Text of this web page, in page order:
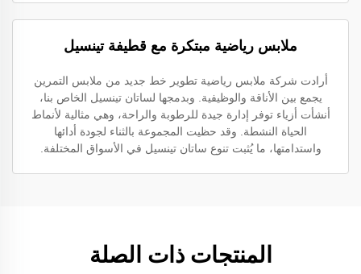
ملابس رياضية مبتكرة مع قطيفة تينسيل
أرادت شركة ملابس رياضية تطوير خط جديد من ملابس التمرين
يجمع بين الأناقة والوظيفية. وبدمجها لساتان تينسيل الخاص بنا،
أنشأت أزياء توفر إدارة جيدة للرطوبة والراحة، وهي مثالية لأنماط
الحياة النشطة. وقد حظيت المجموعة بالثناء لجودة أدائها
واستدامتها، ما يُثبت تنوع ساتان تينسيل في الأسواق المختلفة.
المنتجات ذات الصلة